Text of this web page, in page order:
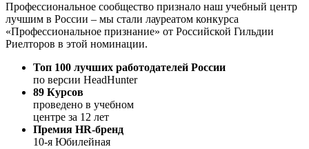
Профессиональное сообщество признало наш учебный центр
лучшим в России – мы стали лауреатом конкурса
«Профессиональное признание» от Российской Гильдии
Риелторов в этой номинации.
Топ 100 лучших работодателей России
по версии HeadHunter
89 Курсов
проведено в учебном
центре за 12 лет
Премия HR-бренд
10-я Юбилейная